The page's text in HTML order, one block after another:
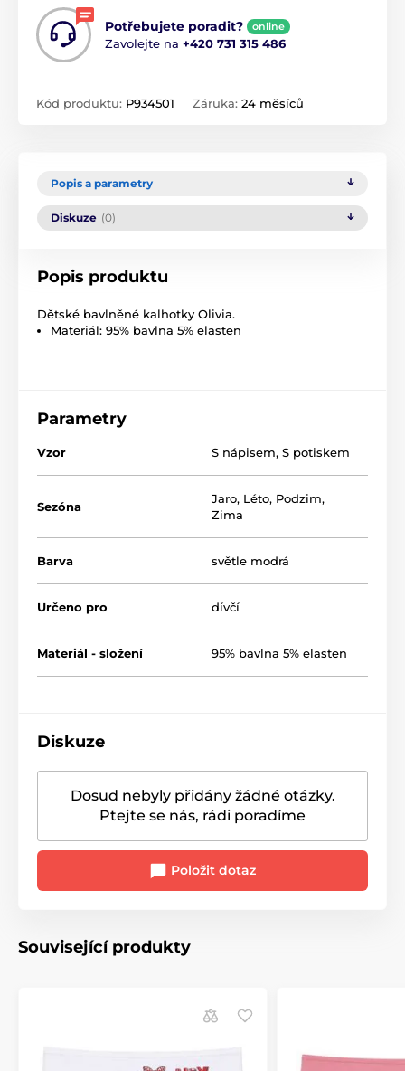
Potřebujete poradit? online
Zavolejte na +420 731 315 486
Kód produktu: P934501 Záruka: 24 měsíců
Popis a parametry
Diskuze (0)
Popis produktu
Dětské bavlněné kalhotky Olivia.
Materiál: 95% bavlna 5% elasten
Parametry
Vzor S nápisem, S potiskem
Sezóna
Jaro, Léto, Podzim,
Zima
Barva světle modrá
Určeno pro dívčí
Materiál - složení 95% bavlna 5% elasten
Diskuze
Dosud nebyly přidány žádné otázky.
Ptejte se nás, rádi poradíme
Položit dotaz
Související produkty